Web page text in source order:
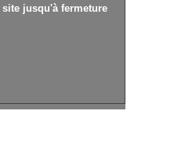
jusqu'à fermeture